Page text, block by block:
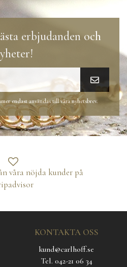
erbjudanden och
endast användas till våra nyhetsbrev.
våra nöjda kunder på
KONTAKTA OSS
kund@carlhoff.se
Tel. 042-21 06 34